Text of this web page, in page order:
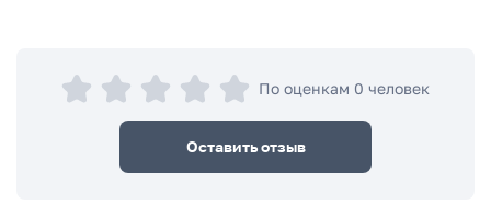
По оценкам 0 человек
Оставить отзыв